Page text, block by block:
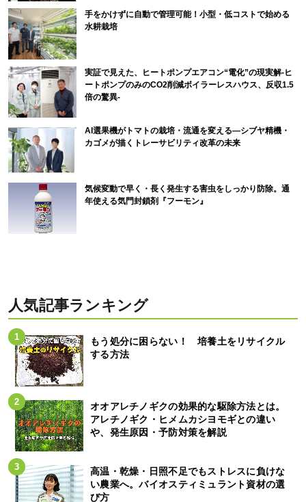
手をかけずに自動で管理可能！小型・低コストで始める
水耕栽培
実証で見えた、ヒートポンプエアコン“電化”の現実解-ヒ
ートポンプのみのCO2削減ボイラーレスハウス、反収1.5
倍の驚異-
AI選果機がトマトの栽培・流通を変える―シブヤ精機・
カゴメが描くトレーサビリティ改革の未来
気候変動で早く・長く発生する害虫をしっかり防除。通
年使える気門封鎖剤『フーモン』
人気記事ランキング
もう処分に困らない！ 培養土をリサイクル
する方法
オオアレチノギクの効果的な駆除方法とは。
アレチノギク・ヒメムカシヨモギとの違い
や、発生原因・予防対策を解説
高温・乾燥・日照不足でもストレスに負けな
い農業へ。バイオスティミュラント資材の選
び方